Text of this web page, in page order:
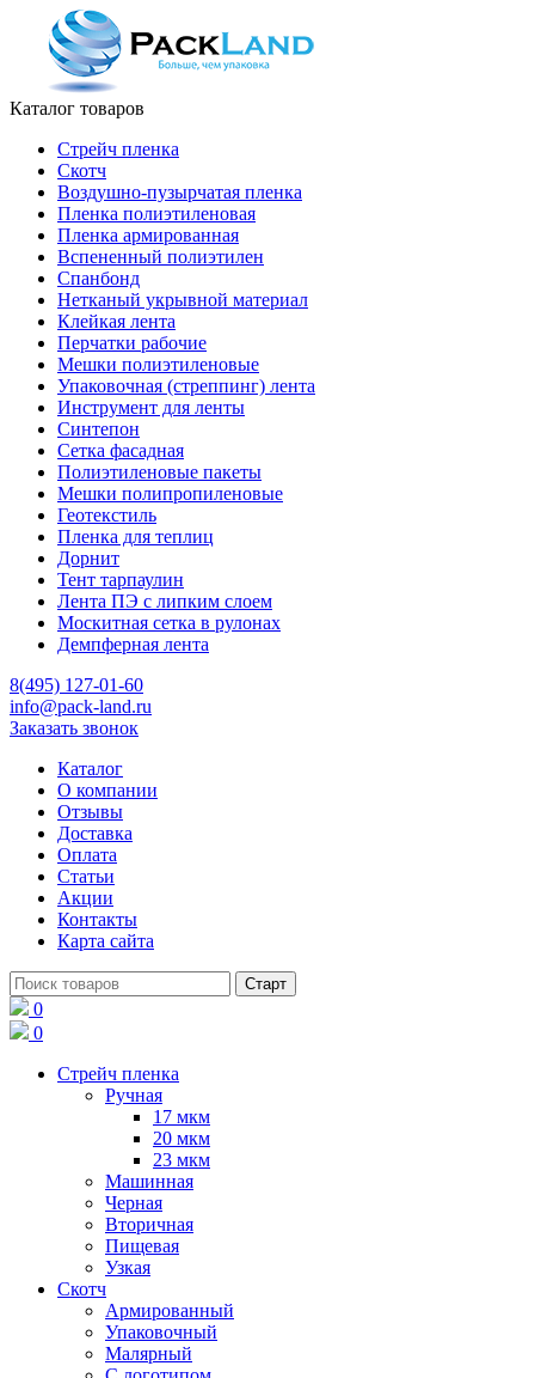
Каталог товаров
Стрейч пленка
Скотч
Воздушно-пузырчатая пленка
Пленка полиэтиленовая
Пленка армированная
Вспененный полиэтилен
Спанбонд
Нетканый укрывной материал
Клейкая лента
Перчатки рабочие
Мешки полиэтиленовые
Упаковочная (стреппинг) лента
Инструмент для ленты
Синтепон
Сетка фасадная
Полиэтиленовые пакеты
Мешки полипропиленовые
Геотекстиль
Пленка для теплиц
Дорнит
Тент тарпаулин
Лента ПЭ с липким слоем
Москитная сетка в рулонах
Демпферная лента
8(495) 127-01-60
info@pack-land.ru
Заказать звонок
Каталог
О компании
Отзывы
Доставка
Оплата
Статьи
Акции
Контакты
Карта сайта
0
0
Стрейч пленка
Ручная
17 мкм
20 мкм
23 мкм
Машинная
Черная
Вторичная
Пищевая
Узкая
Скотч
Армированный
Упаковочный
Малярный